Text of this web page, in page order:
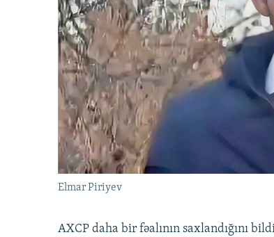
Elmar Piriyev
AXCP daha bir fəalının saxlandığını